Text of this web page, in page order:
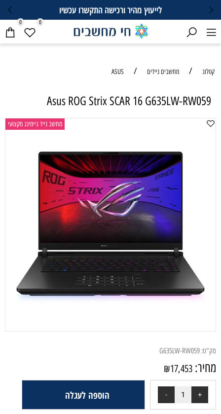
לייעוץ מהיר ורכישה התקשרו עכשיו
0 0
קטלוג / מחשבים ניידים /
ASUS
Asus ROG Strix SCAR 16 G635LW-RW059
מחשב נייד גיימינג מקצועי
מק"ט: G635LW-RW059
מחיר: ₪17,453
הוספה לעגלה